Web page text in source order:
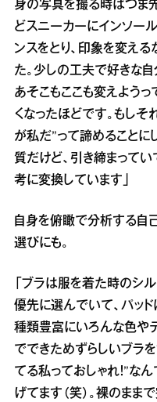
身の写真を撮る時はつま
どスニーカーにインソー
ンスをとり、印象を変え
た。少しの工夫で好きな
あそこもここも変えようっ
くなったほどです。もしそ
が私だ”って諦めることに
質だけど、引き締まって
考に変換しています」
自身を俯瞰で分析する自
選びにも。
「ブラは服を着た時のシ
優先に選んでいて、パッド
種類豊富にいろんな色や
でできためずらしいブラ
てる私っておしゃれ！”な
げてます（笑）。裸のまま